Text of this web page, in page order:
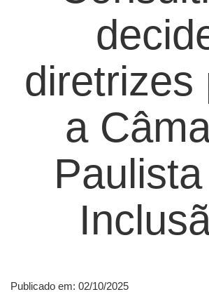
diretrizes
a
Publicado em: 02/10/2025